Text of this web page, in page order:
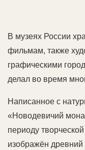
В музеях России
фильмам, также
графическими
делал во время
Написанное с
«Новодевичий
периоду
изображён